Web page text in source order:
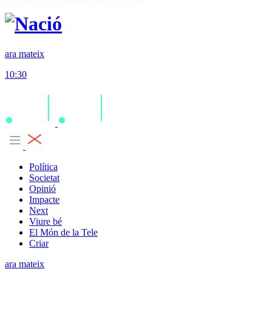
ara mateix
10:30
Política
Societat
Opinió
Impacte
Next
Viure bé
El Món de la Tele
Criar
ara mateix